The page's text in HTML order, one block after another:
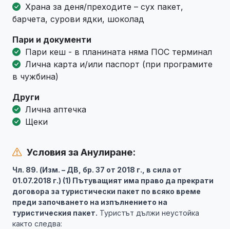
Храна за деня/преходите – сух пакет,
барчета, сурови ядки, шоколад
Пари и документи
Пари кеш - в планината няма ПОС терминал
Лична карта и/или паспорт (при програмите
в чужбина)
Други
Лична аптечка
Щеки
Условия за Анулиране:
Чл. 89. (Изм. – ДВ, бр. 37 от 2018 г., в сила от
01.07.2018 г.) (1) Пътуващият има право да прекрати
договора за туристически пакет по всяко време
преди започването на изпълнението на
туристическия пакет. Туристът дължи неустойка
както следва: